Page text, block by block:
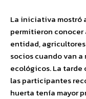
La iniciativa mostró
permitieron conocer
entidad,
socios cuando van
ecológicos. La
las participantes
huerta tenía mayor